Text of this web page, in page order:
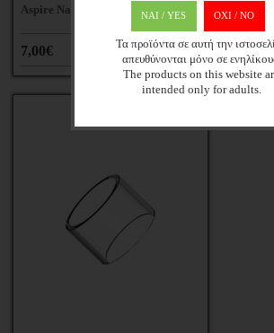
Aspire Nautilus Aio Pods
7,00€
ΝΑΙ / YES OXI / ΝΟ
Τα προϊόντα σε αυτή την
απευθύνονται μόνο σε
The products on this website
intended only for adults.